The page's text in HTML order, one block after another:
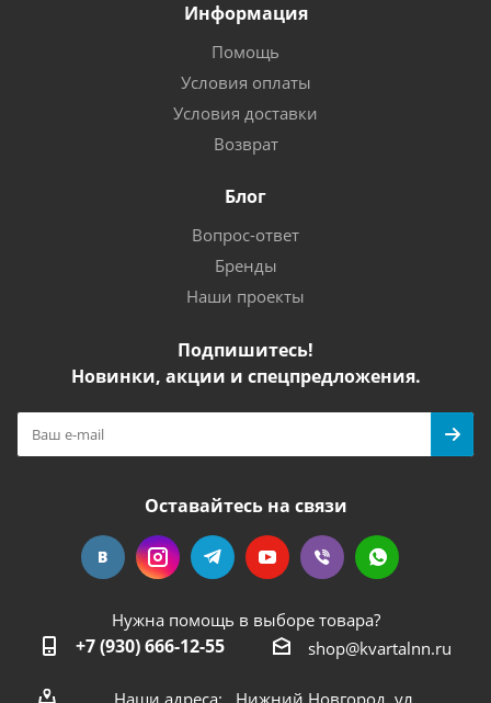
Информация
Помощь
Условия оплаты
Условия доставки
Возврат
Блог
Вопрос-ответ
Бренды
Наши проекты
Подпишитесь!
Новинки, акции и спецпредложения.
Оставайтесь на связи
Нужна помощь в выборе товара?
+7 (930) 666-12-55 shop@kvartalnn.ru
Наши адреса: Нижний Новгород, ул.